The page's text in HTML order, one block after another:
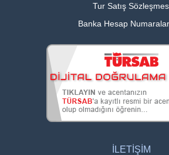
Tur Satış
Banka Hesap
İLETİŞİM